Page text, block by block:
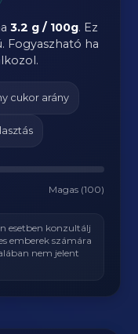
3.2 g / 100g. Ez
Fogyaszható ha
cukor arány
Magas (100)
esetben konzultálj
emberek számára
nem jelent